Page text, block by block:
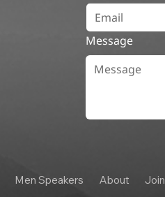
Message
Men Speakers About Join